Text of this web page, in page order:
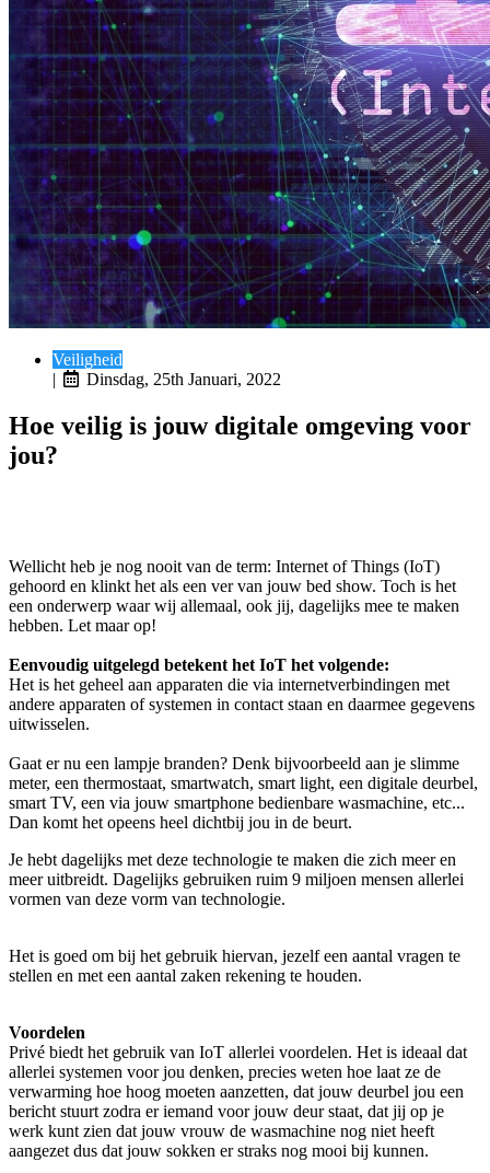
Veiligheid
|
Dinsdag, 25th Januari, 2022
Hoe veilig is jouw digitale omgeving voor
jou?
Wellicht heb je nog nooit van de term: Internet of Things (IoT)
gehoord en klinkt het als een ver van jouw bed show. Toch is het
een onderwerp waar wij allemaal, ook jij, dagelijks mee te maken
hebben. Let maar op!
Eenvoudig uitgelegd betekent het IoT het volgende:
Het is het geheel aan apparaten die via internetverbindingen met
andere apparaten of systemen in contact staan en daarmee gegevens
uitwisselen.
Gaat er nu een lampje branden? Denk bijvoorbeeld aan je slimme
meter, een thermostaat, smartwatch, smart light, een digitale deurbel,
smart TV, een via jouw smartphone bedienbare wasmachine, etc...
Dan komt het opeens heel dichtbij jou in de beurt.
Je hebt dagelijks met deze technologie te maken die zich meer en
meer uitbreidt. Dagelijks gebruiken ruim 9 miljoen mensen allerlei
vormen van deze vorm van technologie.
Het is goed om bij het gebruik hiervan, jezelf een aantal vragen te
stellen en met een aantal zaken rekening te houden.
Voordelen
Privé biedt het gebruik van IoT allerlei voordelen. Het is ideaal dat
allerlei systemen voor jou denken, precies weten hoe laat ze de
verwarming hoe hoog moeten aanzetten, dat jouw deurbel jou een
bericht stuurt zodra er iemand voor jouw deur staat, dat jij op je
werk kunt zien dat jouw vrouw de wasmachine nog niet heeft
aangezet dus dat jouw sokken er straks nog mooi bij kunnen.